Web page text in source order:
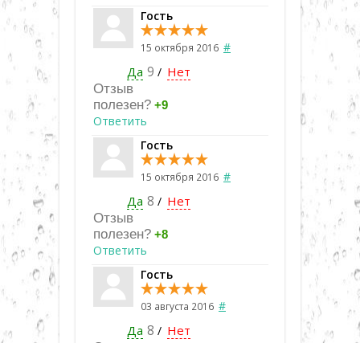
Гость
15 октября 2016 #
Да 9 / Нет
Отзыв
полезен? +9
Ответить
Гость
15 октября 2016 #
Да 8 / Нет
Отзыв
полезен? +8
Ответить
Гость
03 августа 2016 #
Да 8 / Нет